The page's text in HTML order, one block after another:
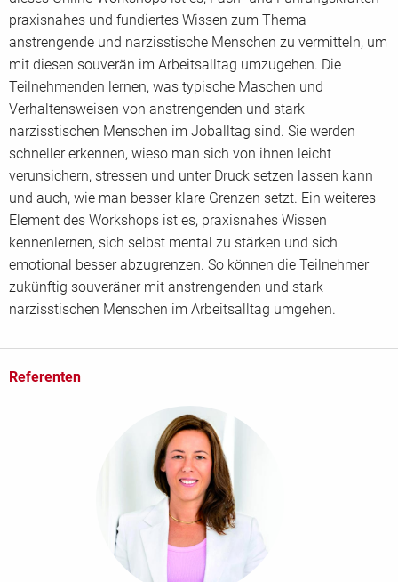
praxisnahes und fundiertes Wissen zum Thema
anstrengende und narzisstische Menschen zu vermitteln, um
mit diesen souverän im Arbeitsalltag umzugehen. Die
Teilnehmenden lernen, was typische Maschen und
Verhaltensweisen von anstrengenden und stark
narzisstischen Menschen im Joballtag sind. Sie werden
schneller erkennen, wieso man sich von ihnen leicht
verunsichern, stressen und unter Druck setzen lassen kann
und auch, wie man besser klare Grenzen setzt. Ein weiteres
Element des Workshops ist es, praxisnahes Wissen
kennenlernen, sich selbst mental zu stärken und sich
emotional besser abzugrenzen. So können die Teilnehmer
zukünftig souveräner mit anstrengenden und stark
narzisstischen Menschen im Arbeitsalltag umgehen.
Referenten